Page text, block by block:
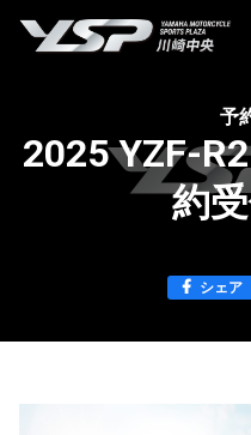
予
2025 YZF-
約
シェア